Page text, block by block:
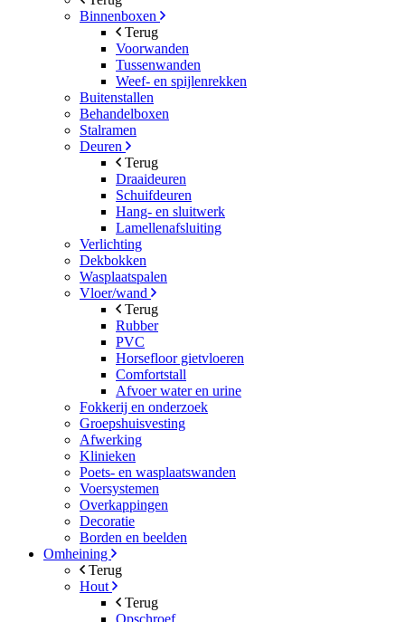
Binnenboxen
Terug
Voorwanden
Tussenwanden
Weef- en spijlenrekken
Buitenstallen
Behandelboxen
Stalramen
Deuren
Terug
Draaideuren
Schuifdeuren
Hang- en sluitwerk
Lamellenafsluiting
Verlichting
Dekbokken
Wasplaatspalen
Vloer/wand
Terug
Rubber
PVC
Horsefloor gietvloeren
Comfortstall
Afvoer water en urine
Fokkerij en onderzoek
Groepshuisvesting
Afwerking
Klinieken
Poets- en wasplaatswanden
Voersystemen
Overkappingen
Decoratie
Borden en beelden
Omheining
Terug
Hout
Terug
Opschroef